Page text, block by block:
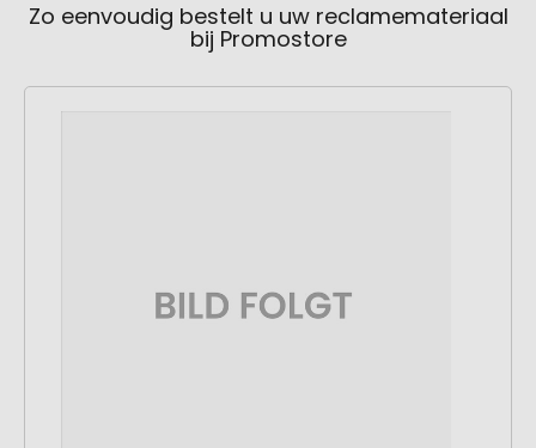
Zo eenvoudig bestelt u uw reclamemateriaal
bij Promostore